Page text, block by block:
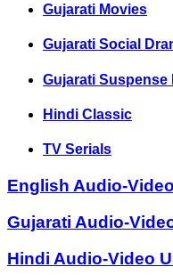
Gujarati Movies
Gujarati Social
Gujarati Suspense
Hindi Classic
TV Serials
English Audio-
Gujarati Audio-
Hindi Audio-Video